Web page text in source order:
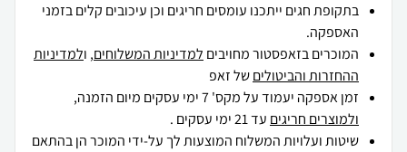
בתקופת חגים ייתכנו עומסים חריגים וכן עיכובים קלים בזמני
האספקה.
המוכרים בזאפסטור מחויבים למדיניות המשלוחים, ולמדיניות
ההחזרות והביטוליםשל זאפ
זמן אספקה יעמוד על מקס' 7 ימי עסקים מיום הזמנה,
ולמוצרים חריגים עד 21 ימי עסקים .
שיטות ועלויות המשלוח המוצעות לך על-ידי המוכר הן בהתאם